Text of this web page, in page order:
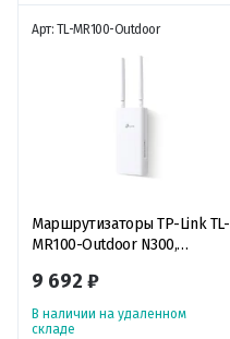
Арт: TL-MR100-Outdoor
Маршрутизаторы TP-Link TL-
MR100-Outdoor N300,
с поддержкой 4G LTE
9 692 ₽
В наличии на удаленном
складе